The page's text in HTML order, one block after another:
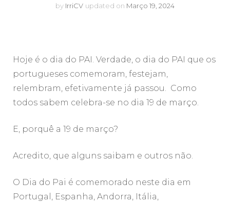
by IrriCV updated on Março 19, 2024
Hoje é o dia do PAI. Verdade, o dia do PAI que os
portugueses comemoram, festejam,
relembram, efetivamente já passou. Como
todos sabem celebra-se no dia 19 de março.
E, porquê a 19 de março?
Acredito, que alguns saibam e outros não.
O Dia do Pai é comemorado neste dia em
Portugal, Espanha, Andorra, Itália,